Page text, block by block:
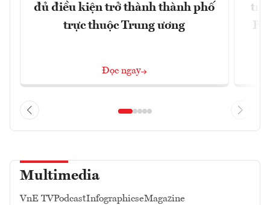
đủ điều kiện trở thành thành phố
trực thuộc Trung ương
Đọc ngay
Multimedia
VnE TVPodcastInfographicseMagazine